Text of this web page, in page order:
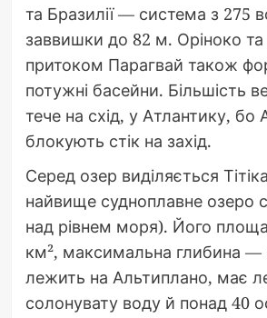
та Бразилії — система з 275
заввишки до 82 м. Оріноко
притоком Парагвай також
потужні басейни. Більшість
тече на схід, у Атлантику, бо
блокують стік на захід.
Серед озер виділяється
найвище судноплавне озеро
над рівнем моря). Його
км², максимальна глибина —
лежить на Альтиплано, має
солонувату воду й понад 40